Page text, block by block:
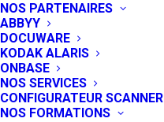
NOS PARTENAIRES
ABBYY
DOCUWARE
KODAK ALARIS
ONBASE
NOS SERVICES
CONFIGURATEUR SCANNER
NOS FORMATIONS